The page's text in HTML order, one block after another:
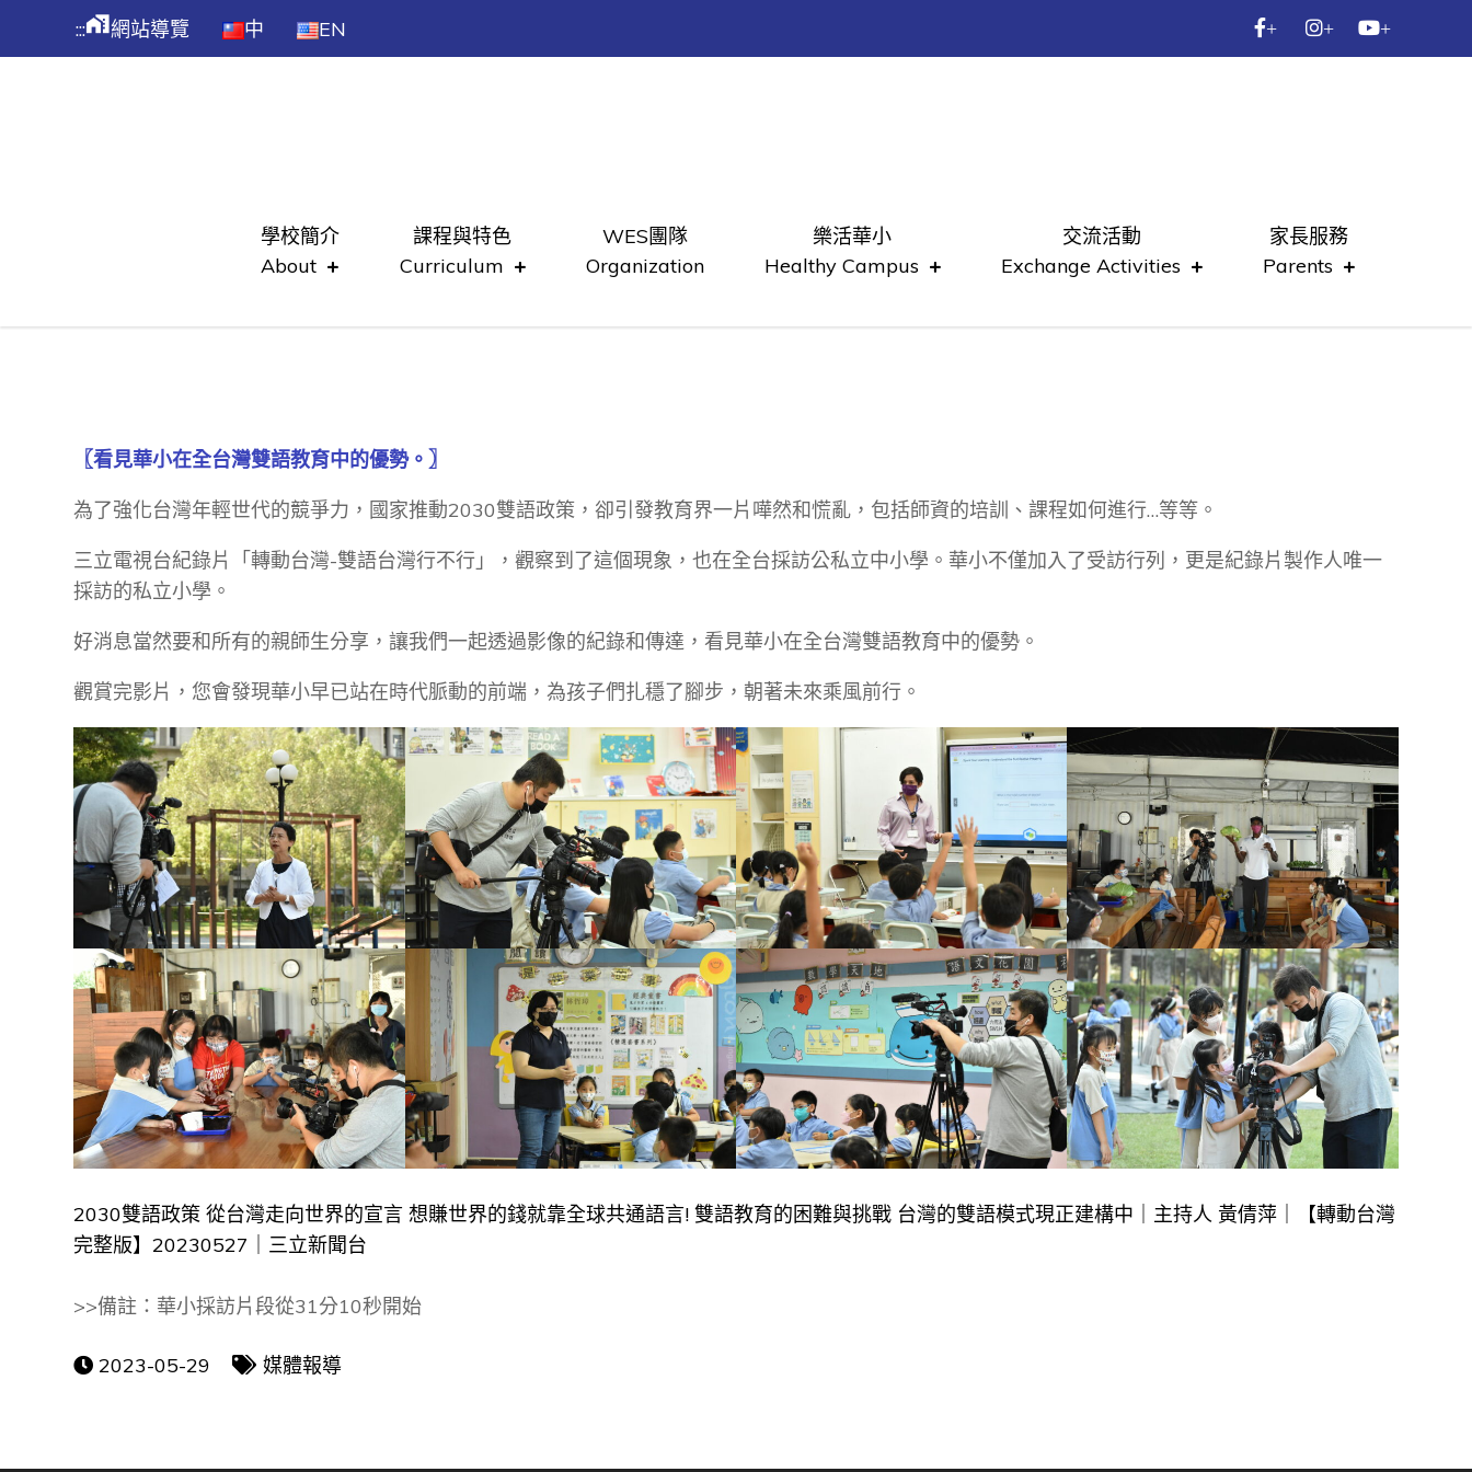
:::maps_home_work網站導覽 中 EN + + +
學校簡介
About
課程與特色
Curriculum
WES團隊
Organization
樂活華小
Healthy Campus
交流活動
Exchange Activities
家長服務
Parents
〖看見華小在全台灣雙語教育中的優勢。〗
為了強化台灣年輕世代的競爭力，國家推動2030雙語政策，卻引發教育界一片嘩然和慌亂，包括師資的培訓、課程如何進行…等等。
三立電視台紀錄片「轉動台灣-雙語台灣行不行」，觀察到了這個現象，也在全台採訪公私立中小學。華小不僅加入了受訪行列，更是紀錄片製作人唯一
採訪的私立小學。
好消息當然要和所有的親師生分享，讓我們一起透過影像的紀錄和傳達，看見華小在全台灣雙語教育中的優勢。
觀賞完影片，您會發現華小早已站在時代脈動的前端，為孩子們扎穩了腳步，朝著未來乘風前行。
2030雙語政策 從台灣走向世界的宣言 想賺世界的錢就靠全球共通語言! 雙語教育的困難與挑戰 台灣的雙語模式現正建構中｜主持人 黃倩萍｜【轉動台灣
完整版】20230527｜三立新聞台
>>備註：華小採訪片段從31分10秒開始
2023-05-29 媒體報導